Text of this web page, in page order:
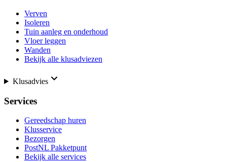
Verven
Isoleren
Tuin aanleg en onderhoud
Vloer leggen
Wanden
Bekijk alle klusadviezen
Klusadvies
Services
Gereedschap huren
Klusservice
Bezorgen
PostNL Pakketpunt
Bekijk alle services